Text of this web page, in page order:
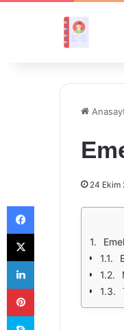
24 Ekim
Facebook
X
LinkedIn
Pinterest
Skype